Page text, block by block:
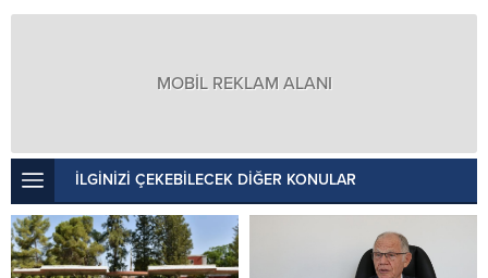
MOBİL REKLAM ALANI
İLGİNİZİ ÇEKEBİLECEK DİĞER KONULAR